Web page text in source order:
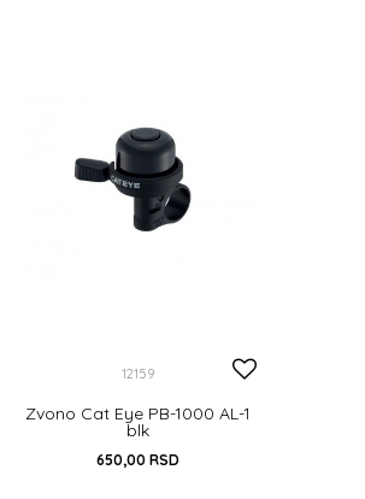
12159
Zvono Cat Eye PB-1000 AL-1
blk
650,00 RSD